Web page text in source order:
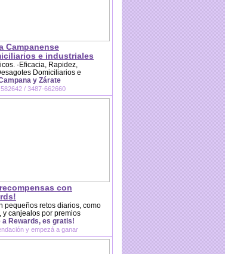
Campanense
e industriales
·Eficacia, Rapidez,
Domiciliarios e
y Zárate
/ 3487-662660
con
pequeños retos diarios, como
y canjealos por premios
a Rewards, es gratis!
y empezá a ganar